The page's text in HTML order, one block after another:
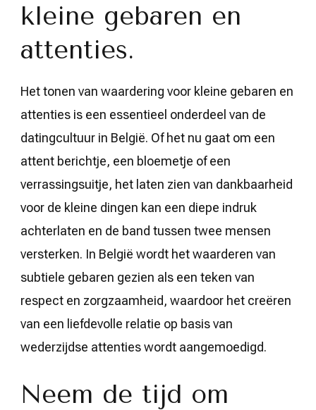
kleine gebaren en
attenties.
Het tonen van waardering voor kleine gebaren en
attenties is een essentieel onderdeel van de
datingcultuur in België. Of het nu gaat om een
attent berichtje, een bloemetje of een
verrassingsuitje, het laten zien van dankbaarheid
voor de kleine dingen kan een diepe indruk
achterlaten en de band tussen twee mensen
versterken. In België wordt het waarderen van
subtiele gebaren gezien als een teken van
respect en zorgzaamheid, waardoor het creëren
van een liefdevolle relatie op basis van
wederzijdse attenties wordt aangemoedigd.
Neem de tijd om